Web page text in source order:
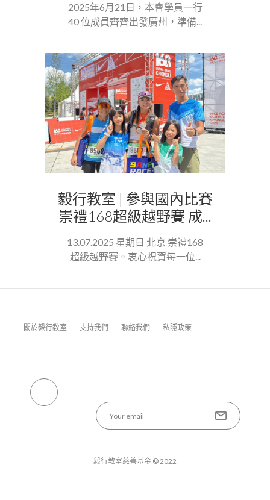
2025年6月21日，本會學員一行
40 位成員齊齊出發廣州，準備...
毅行教室 | 參與國內比賽
崇禮168超級越野賽 成...
13.07.2025 星期日 北京 崇禮168
超級越野賽。衷心祝賀每一位...
關於毅行教室 支持我們 聯絡我們 私隱政策
毅行教室慈善基金 © 2022